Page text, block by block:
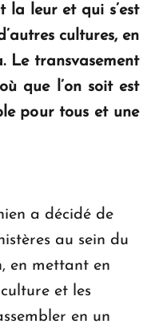
la leur et qui s’est
cultures, en
Le transvasement
que l’on soit est
pour tous et une
a décidé de
au sein du
en mettant en
et les
en un